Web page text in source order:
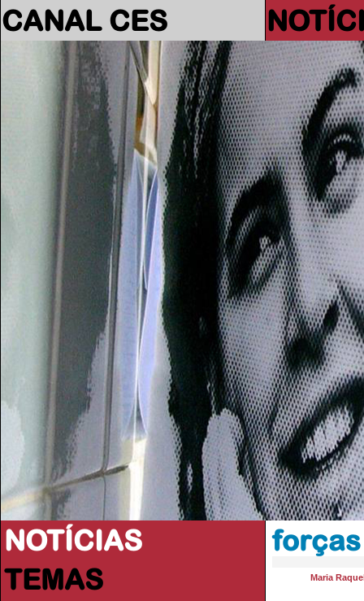
CANAL CES
NOTÍCIAS
TEMAS
Maria